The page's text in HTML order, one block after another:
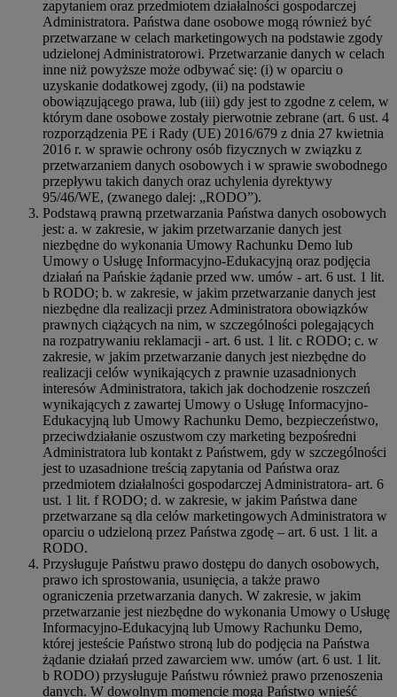
zapytaniem oraz przedmiotem działalności gospodarczej
Administratora. Państwa dane osobowe mogą również być
przetwarzane w celach marketingowych na podstawie zgody
udzielonej Administratorowi. Przetwarzanie danych w celach
inne niż powyższe może odbywać się: (i) w oparciu o
uzyskanie dodatkowej zgody, (ii) na podstawie
obowiązującego prawa, lub (iii) gdy jest to zgodne z celem, w
którym dane osobowe zostały pierwotnie zebrane (art. 6 ust. 4
rozporządzenia PE i Rady (UE) 2016/679 z dnia 27 kwietnia
2016 r. w sprawie ochrony osób fizycznych w związku z
przetwarzaniem danych osobowych i w sprawie swobodnego
przepływu takich danych oraz uchylenia dyrektywy
95/46/WE, (zwanego dalej: „RODO”).
Podstawą prawną przetwarzania Państwa danych osobowych
jest: a. w zakresie, w jakim przetwarzanie danych jest
niezbędne do wykonania Umowy Rachunku Demo lub
Umowy o Usługę Informacyjno-Edukacyjną oraz podjęcia
działań na Pańskie żądanie przed ww. umów - art. 6 ust. 1 lit.
b RODO; b. w zakresie, w jakim przetwarzanie danych jest
niezbędne dla realizacji przez Administratora obowiązków
prawnych ciążących na nim, w szczególności polegających
na rozpatrywaniu reklamacji - art. 6 ust. 1 lit. c RODO; c. w
zakresie, w jakim przetwarzanie danych jest niezbędne do
realizacji celów wynikających z prawnie uzasadnionych
interesów Administratora, takich jak dochodzenie roszczeń
wynikających z zawartej Umowy o Usługę Informacyjno-
Edukacyjną lub Umowy Rachunku Demo, bezpieczeństwo,
przeciwdziałanie oszustwom czy marketing bezpośredni
Administratora lub kontakt z Państwem, gdy w szczególności
jest to uzasadnione treścią zapytania od Państwa oraz
przedmiotem działalności gospodarczej Administratora- art. 6
ust. 1 lit. f RODO; d. w zakresie, w jakim Państwa dane
przetwarzane są dla celów marketingowych Administratora w
oparciu o udzieloną przez Państwa zgodę – art. 6 ust. 1 lit. a
RODO.
Przysługuje Państwu prawo dostępu do danych osobowych,
prawo ich sprostowania, usunięcia, a także prawo
ograniczenia przetwarzania danych. W zakresie, w jakim
przetwarzanie jest niezbędne do wykonania Umowy o Usługę
Informacyjno-Edukacyjną lub Umowy Rachunku Demo,
której jesteście Państwo stroną lub do podjęcia na Państwa
żądanie działań przed zawarciem ww. umów (art. 6 ust. 1 lit.
b RODO) przysługuje Państwu również prawo przenoszenia
danych. W dowolnym momencie mogą Państwo wnieść